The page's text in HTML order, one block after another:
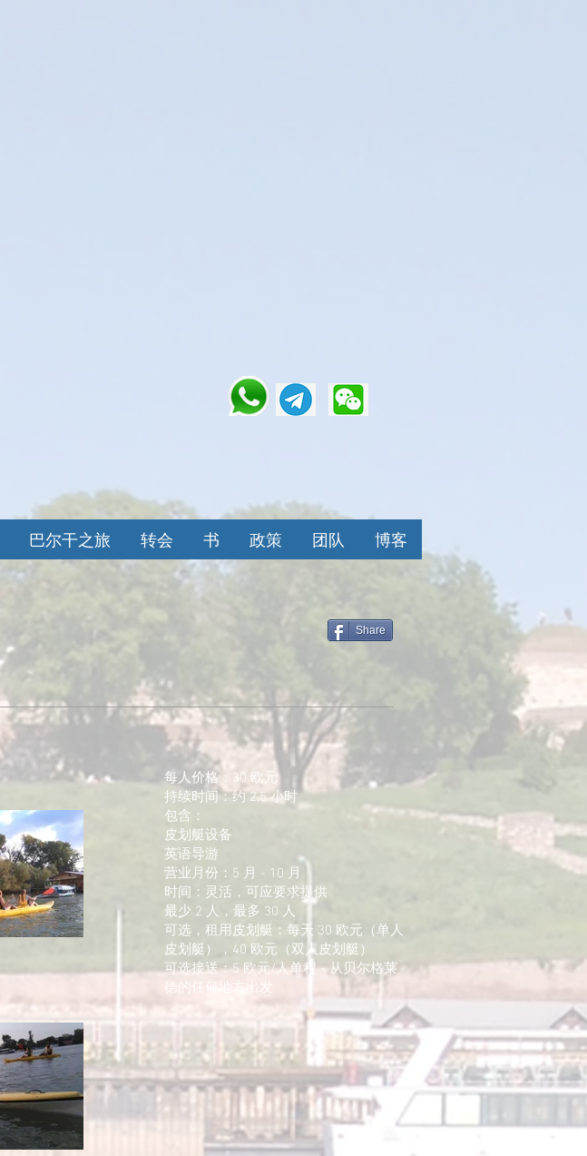
巴尔干之旅 转会 书 政策 团队 博客
Share
每人价格：30 欧元
持续时间：约 2.5 小时
包含：
皮划艇设备
英语导游
营业月份：5 月 - 10 月
时间：灵活，可应要求提供
最少 2 人，最多 30 人
可选，租用皮划艇：每天 30 欧元（单人
皮划艇），40 欧元（双人皮划艇）
可选接送：5 欧元/人单程 - 从贝尔格莱
德的任何地方出发